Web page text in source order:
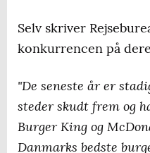
Selv skriver
konkurrencen på
"De seneste år er
steder skudt frem og
Burger King og
Danmarks bedste